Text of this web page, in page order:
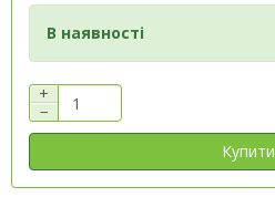
В наявності
+
−
Купити